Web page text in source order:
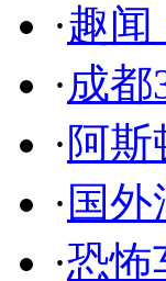
·趣闻
·成都
·阿
· 国
·恐怖